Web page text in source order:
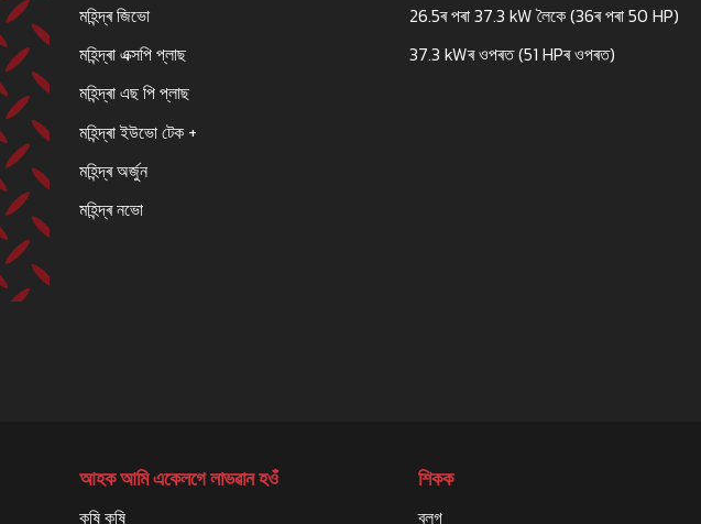
মহিন্দ্ৰ জিভো
মহিন্দ্ৰা এক্সপি প্লাছ
মহিন্দ্ৰা এছ পি প্লাছ
মহিন্দ্ৰা ইউভো টেক +
মহিন্দ্ৰ অৰ্জুন
মহিন্দ্ৰ নভো
26.5ৰ পৰা 37.3 kW লৈকে (36ৰ পৰা 50 HP)
37.3 kWৰ ওপৰত (51 HPৰ ওপৰত)
আহক আমি একেলগে লাভৱান হওঁ
কৃষি কৃষি
শিকক
ব্লগ